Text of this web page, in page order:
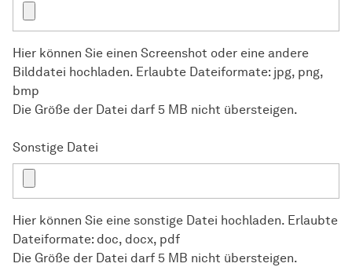
Hier können Sie einen Screenshot oder eine andere
Bilddatei hochladen. Erlaubte Dateiformate: jpg, png,
bmp
Die Größe der Datei darf 5 MB nicht übersteigen.
Sonstige Datei
Hier können Sie eine sonstige Datei hochladen. Erlaubte
Dateiformate: doc, docx, pdf
Die Größe der Datei darf 5 MB nicht übersteigen.